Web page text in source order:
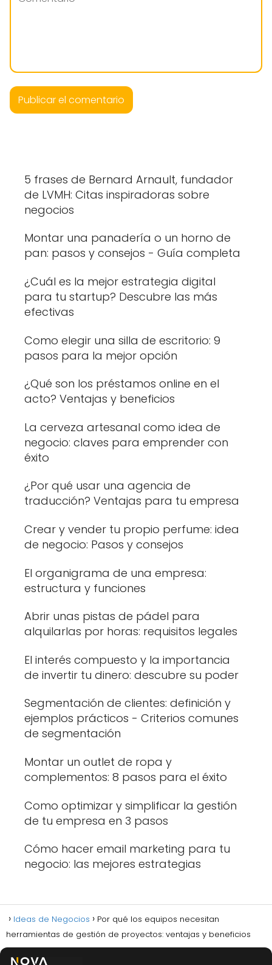
5 frases de Bernard Arnault, fundador
de LVMH: Citas inspiradoras sobre
negocios
Montar una panadería o un horno de
pan: pasos y consejos - Guía completa
¿Cuál es la mejor estrategia digital
para tu startup? Descubre las más
efectivas
Como elegir una silla de escritorio: 9
pasos para la mejor opción
¿Qué son los préstamos online en el
acto? Ventajas y beneficios
La cerveza artesanal como idea de
negocio: claves para emprender con
éxito
¿Por qué usar una agencia de
traducción? Ventajas para tu empresa
Crear y vender tu propio perfume: idea
de negocio: Pasos y consejos
El organigrama de una empresa:
estructura y funciones
Abrir unas pistas de pádel para
alquilarlas por horas: requisitos legales
El interés compuesto y la importancia
de invertir tu dinero: descubre su poder
Segmentación de clientes: definición y
ejemplos prácticos - Criterios comunes
de segmentación
Montar un outlet de ropa y
complementos: 8 pasos para el éxito
Como optimizar y simplificar la gestión
de tu empresa en 3 pasos
Cómo hacer email marketing para tu
negocio: las mejores estrategias
Ideas de Negocios
Por qué los equipos necesitan
herramientas de gestión de proyectos: ventajas y beneficios